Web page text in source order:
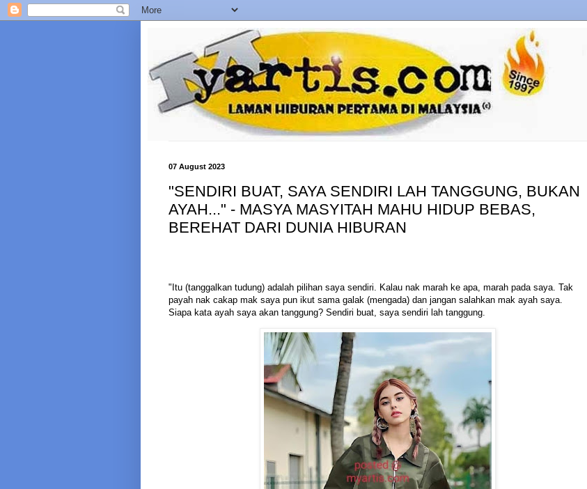
07 August 2023
"SENDIRI BUAT, SAYA SENDIRI LAH TANGGUNG, BUKAN
AYAH..." - MASYA MASYITAH MAHU HIDUP BEBAS,
BEREHAT DARI DUNIA HIBURAN
"Itu (tanggalkan tudung) adalah pilihan saya sendiri. Kalau nak marah ke apa, marah pada saya. Tak
payah nak cakap mak saya pun ikut sama galak (mengada) dan jangan salahkan mak ayah saya.
Siapa kata ayah saya akan tanggung? Sendiri buat, saya sendiri lah tanggung.